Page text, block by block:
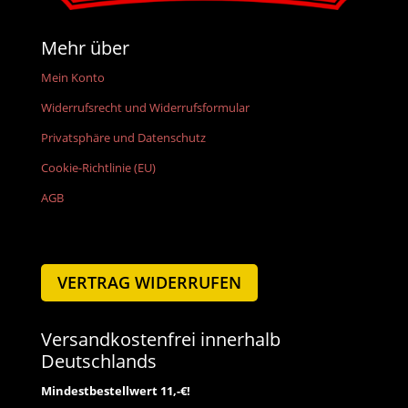
Mehr über
Mein Konto
Widerrufsrecht und Widerrufsformular
Privatsphäre und Datenschutz
Cookie-Richtlinie (EU)
AGB
VERTRAG WIDERRUFEN
Versandkostenfrei innerhalb
Deutschlands
Mindestbestellwert 11,-€!